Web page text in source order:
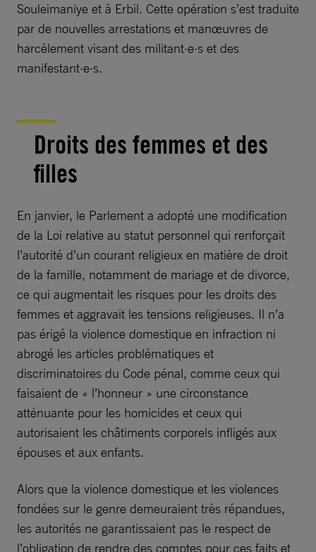
Souleimaniye et à Erbil. Cette opération s’est traduite
par de nouvelles arrestations et manœuvres de
harcèlement visant des militant·e·s et des
manifestant·e·s.
Droits des femmes et des
filles
En janvier, le Parlement a adopté une modification
de la Loi relative au statut personnel qui renforçait
l’autorité d’un courant religieux en matière de droit
de la famille, notamment de mariage et de divorce,
ce qui augmentait les risques pour les droits des
femmes et aggravait les tensions religieuses. Il n’a
pas érigé la violence domestique en infraction ni
abrogé les articles problématiques et
discriminatoires du Code pénal, comme ceux qui
faisaient de « l’honneur » une circonstance
atténuante pour les homicides et ceux qui
autorisaient les châtiments corporels infligés aux
épouses et aux enfants.
Alors que la violence domestique et les violences
fondées sur le genre demeuraient très répandues,
les autorités ne garantissaient pas le respect de
l’obligation de rendre des comptes pour ces faits et